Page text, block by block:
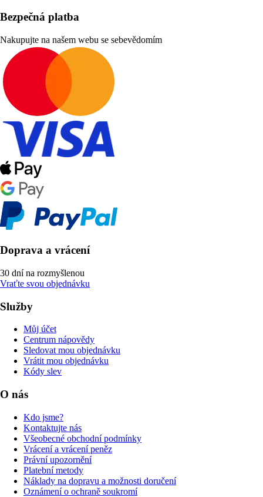
Bezpečná platba
Nakupujte na našem webu se sebevědomím
Doprava a vrácení
30 dní na rozmyšlenou
Vraťte svou objednávku
Služby
Můj účet
Centrum nápovědy
Sledovat mou objednávku
Vrátit mou objednávku
Kódy slev
O nás
Kdo jsme?
Kontaktujte nás
Všeobecné obchodní podmínky
Vrácení a vrácení peněz
Právní upozornění
Platební metody
Náklady na dopravu a možnosti doručení
Oznámení o ochraně soukromí